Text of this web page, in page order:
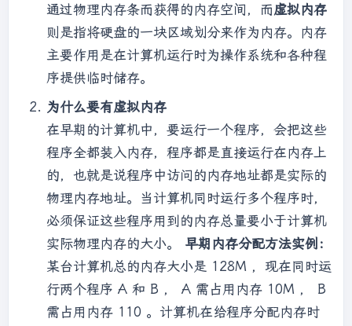
通过物理内存条而获得的内存空间，而虚拟内存
则是指将硬盘的一块区域划分来作为内存。内存
主要作用是在计算机运行时为操作系统和各种程
序提供临时储存。
为什么要有虚拟内存
在早期的计算机中，要运行一个程序，会把这些
程序全都装入内存，程序都是直接运行在内存上
的，也就是说程序中访问的内存地址都是实际的
物理内存地址。当计算机同时运行多个程序时，
必须保证这些程序用到的内存总量要小于计算机
实际物理内存的大小。 早期内存分配方法实例：
某台计算机总的内存大小是 128M ，现在同时运
行两个程序 A 和 B ， A 需占用内存 10M ， B
需占用内存 110 。计算机在给程序分配内存时